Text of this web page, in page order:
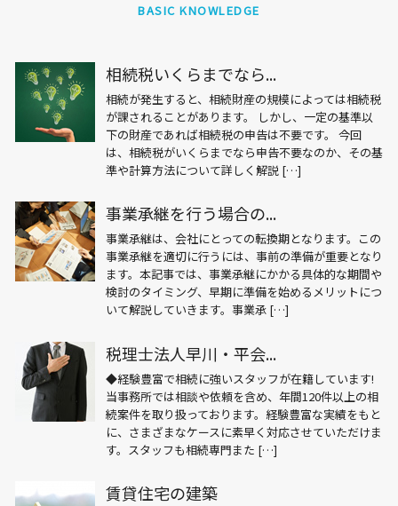
BASIC KNOWLEDGE
相続税いくらまでなら...
相続が発生すると、相続財産の規模によっては相続税
が課されることがあります。 しかし、一定の基準以
下の財産であれば相続税の申告は不要です。 今回
は、相続税がいくらまでなら申告不要なのか、その基
準や計算方法について詳しく解説 […]
事業承継を行う場合の...
事業承継は、会社にとっての転換期となります。この
事業承継を適切に行うには、事前の準備が重要となり
ます。本記事では、事業承継にかかる具体的な期間や
検討のタイミング、早期に準備を始めるメリットにつ
いて解説していきます。事業承 […]
税理士法人早川・平会...
◆経験豊富で相続に強いスタッフが在籍しています!
当事務所では相談や依頼を含め、年間120件以上の相
続案件を取り扱っております。経験豊富な実績をもと
に、さまざまなケースに素早く対応させていただけま
す。スタッフも相続専門また […]
賃貸住宅の建築